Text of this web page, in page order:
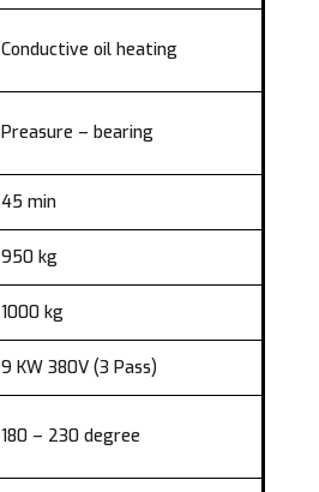
Conductive oil heating
Preasure – bearing
45 min
950 kg
1000 kg
9 KW 380V (3 Pass)
180 – 230 degree